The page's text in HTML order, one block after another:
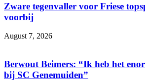
Zware tegenvaller voor Friese
voorbij
August 7, 2026
Berwout Beimers: “Ik heb het
bij SC Genemuiden”